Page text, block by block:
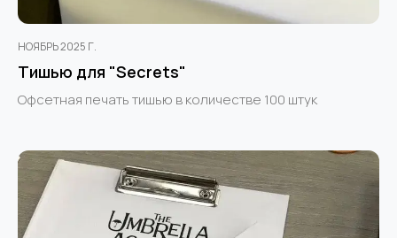
НОЯБРЬ 2025 Г.
Тишью для "Secrets"
Офсетная печать тишью в количестве 100 штук